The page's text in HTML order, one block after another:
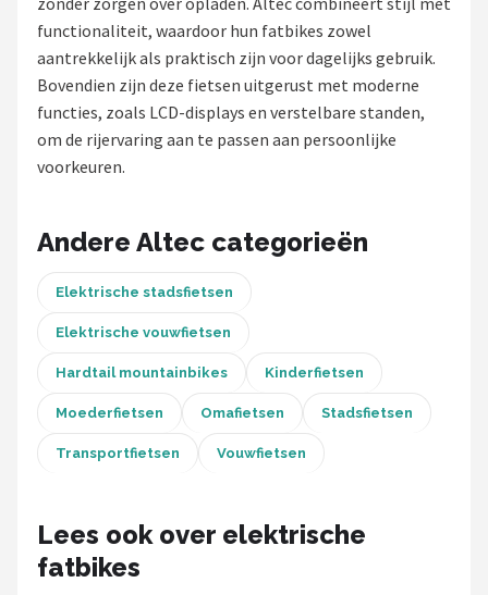
Shop
Basil
Volare
ABUS
AXA
New Looxs
Schwalbe
Shimano
functionaliteit, waardoor hun fatbikes zowel
aantrekkelijk als praktisch zijn voor dagelijks gebruik.
Bovendien zijn deze fietsen uitgerust met moderne
functies, zoals LCD-displays en verstelbare standen,
om de rijervaring aan te passen aan persoonlijke
voorkeuren.
Andere Altec categorieën
Elektrische stadsfietsen
Elektrische vouwfietsen
Hardtail mountainbikes Kinderfietsen
Moederfietsen Omafietsen Stadsfietsen
Transportfietsen Vouwfietsen
Lees ook over elektrische
fatbikes